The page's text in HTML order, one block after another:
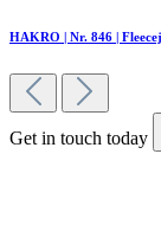
HAKRO | Nr. 846 |
Get in touch today